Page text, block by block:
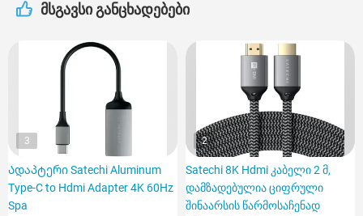
მსგავსი განცხადებები
3
Ადაპტერი Satechi Aluminum
Type-C to Hdmi Adapter 4K 60Hz
Spa
2
Satechi 8K Hdmi კაბელი 2 მ,
დამზადებულია ციფრული
შინაარსის წარმოსაჩენად